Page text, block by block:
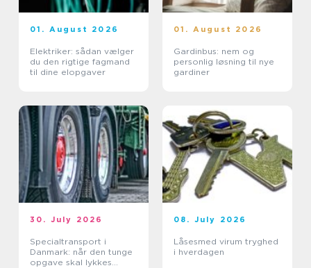
01. August 2026
Elektriker: sådan vælger
du den rigtige fagmand
til dine elopgaver
01. August 2026
Gardinbus: nem og
personlig løsning til nye
gardiner
30. July 2026
Specialtransport i
Danmark: når den tunge
opgave skal lykkes
08. July 2026
Låsesmed virum tryghed
i hverdagen